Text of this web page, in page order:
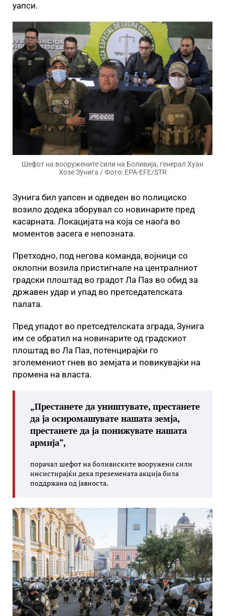
уапси.
Шефот на вооружените сили на Боливија, генерал Хуан
Хозе Зунига / Фото: EPA-EFE/STR
Зунига бил уапсен и одведен во полициско
возило додека зборувал со новинарите пред
касарната. Локацијата на која се наоѓа во
моментов засега е непозната.
Претходно, под негова команда, војници со
оклопни возила пристигнале на централниот
градски плоштад во градот Ла Паз во обид за
државен удар и упад во претседателската
палата.
Пред упадот во претседтелската зграда, Зунига
им се обратил на новинарите од градскиот
плоштад во Ла Паз, потенцирајќи го
зголемениот гнев во земјата и повикувајќи на
промена на власта.
„Престанете да уништувате, престанете
да ја осиромашувате нашата земја,
престанете да ја понижувате нашата
армија“,
порачал шефот на боливиските вооружени сили
инсистирајќи дека преземената акција била
поддржана од јавноста.